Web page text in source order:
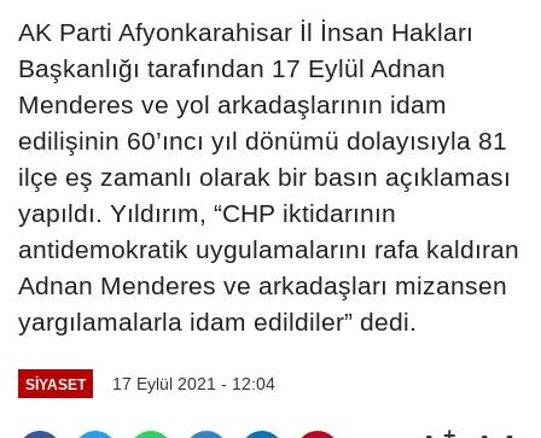
AK Parti Afyonkarahisar İl İnsan Hakları
Başkanlığı tarafından 17 Eylül Adnan
Menderes ve yol arkadaşlarının idam
edilişinin 60’ıncı yıl dönümü dolayısıyla 81
ilçe eş zamanlı olarak bir basın açıklaması
yapıldı. Yıldırım, “CHP iktidarının
antidemokratik uygulamalarını rafa kaldıran
Adnan Menderes ve arkadaşları mizansen
yargılamalarla idam edildiler” dedi.
SIYASET 17 Eylül 2021 - 12:04